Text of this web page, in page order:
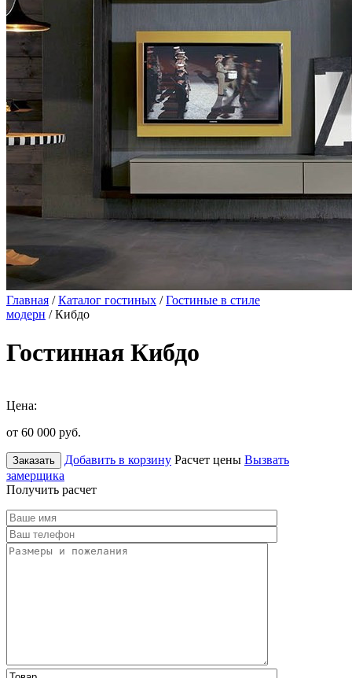
Главная /Каталог гостиных /Гостиные в стиле
модерн / Кибдо
Гостинная Кибдо
Цена:
от 60 000 руб.
Заказать Добавить в корзину Расчет цены Вызвать
замерщика
Получить расчет